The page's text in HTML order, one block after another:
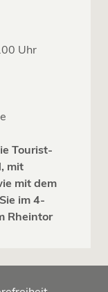
Uhr
Tourist-
mit
mit dem
im 4-
Rheintor